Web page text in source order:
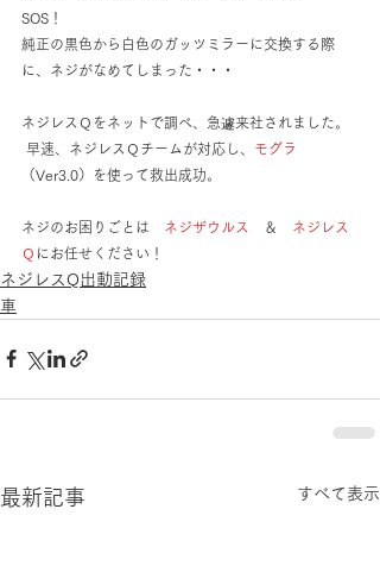
SOS！
純正の黒色から白色のガッツミラーに交換する際
に、ネジがなめてしまった・・・
ネジレスＱをネットで調べ、急遽来社されました。
早速、ネジレスＱチームが対応し、 モグラ
（Ver3.0）を使って救出成功。
ネジのお困りごとは ネジザウルス ＆ ネジレス
Ｑ にお任せください！
ネジレスQ出動記録
車
最新記事 すべて表示